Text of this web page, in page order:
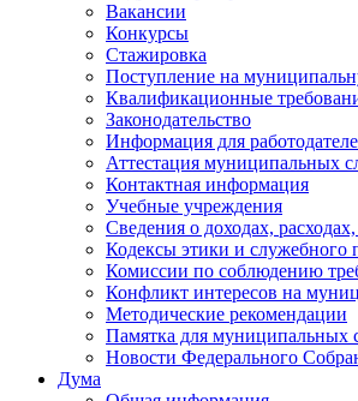
Вакансии
Конкурсы
Стажировка
Поступление на
Квалификационные
Законодательство
Информация для
Аттестация муниципальных
Контактная информация
Учебные учреждения
Сведения о доходах,
Кодексы этики и служебного
Комиссии по соблюдению
Конфликт интересов на
Методические рекомендации
Памятка для муниципальных
Новости Федерального
Дума